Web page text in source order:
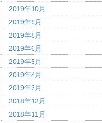
2019年10月
2019年9月
2019年8月
2019年6月
2019年5月
2019年4月
2019年3月
2018年12月
2018年11月